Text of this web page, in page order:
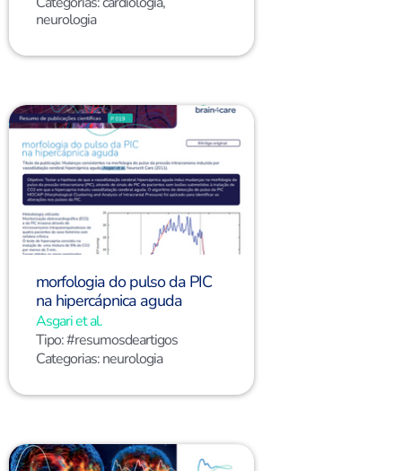
neurologia
morfologia do pulso da PIC
na hipercápnica aguda
Asgari et al.
Tipo:#resumosdeartigos
Categorias:neurologia